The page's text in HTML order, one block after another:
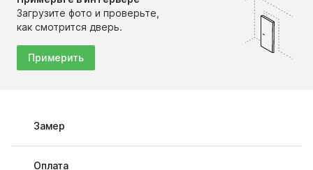
Загрузите фото и проверьте,
как смотрится дверь.
Примерить
Замер
Оплата